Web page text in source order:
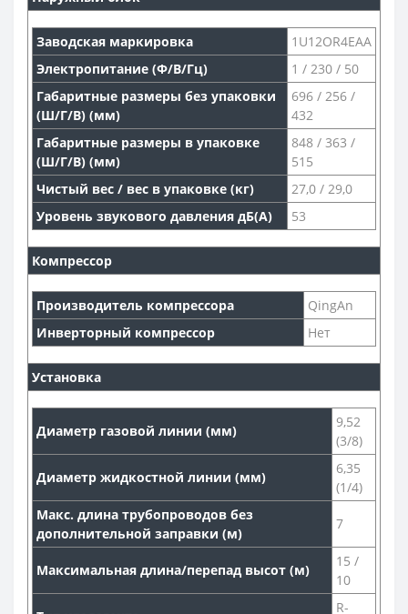
Заводская маркировка
1U12OR4EAA
Электропитание (Ф/В/Гц)
1 / 230 / 50
Габаритные размеры без упаковки
(Ш/Г/В) (мм)
696 / 256 /
432
Габаритные размеры в упаковке
(Ш/Г/В) (мм)
848 / 363 /
515
Чистый вес / вес в упаковке (кг)
27,0 / 29,0
Уровень звукового давления дБ(А)
53
Компрессор
Производитель компрессора
QingAn
Инверторный компрессор
Нет
Установка
Диаметр газовой линии (мм)
9,52
(3/8)
Диаметр жидкостной линии (мм)
6,35
(1/4)
Макс. длина трубопроводов без
дополнительной заправки (м)
7
Максимальная длина/перепад высот (м)
15 /
10
R-